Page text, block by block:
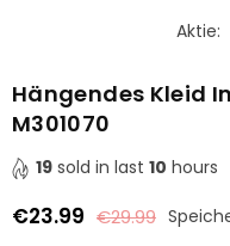
Aktie:
Hängendes Kleid
M301070
19 sold in last 10 hours
Normaler
€23.99 €29.99